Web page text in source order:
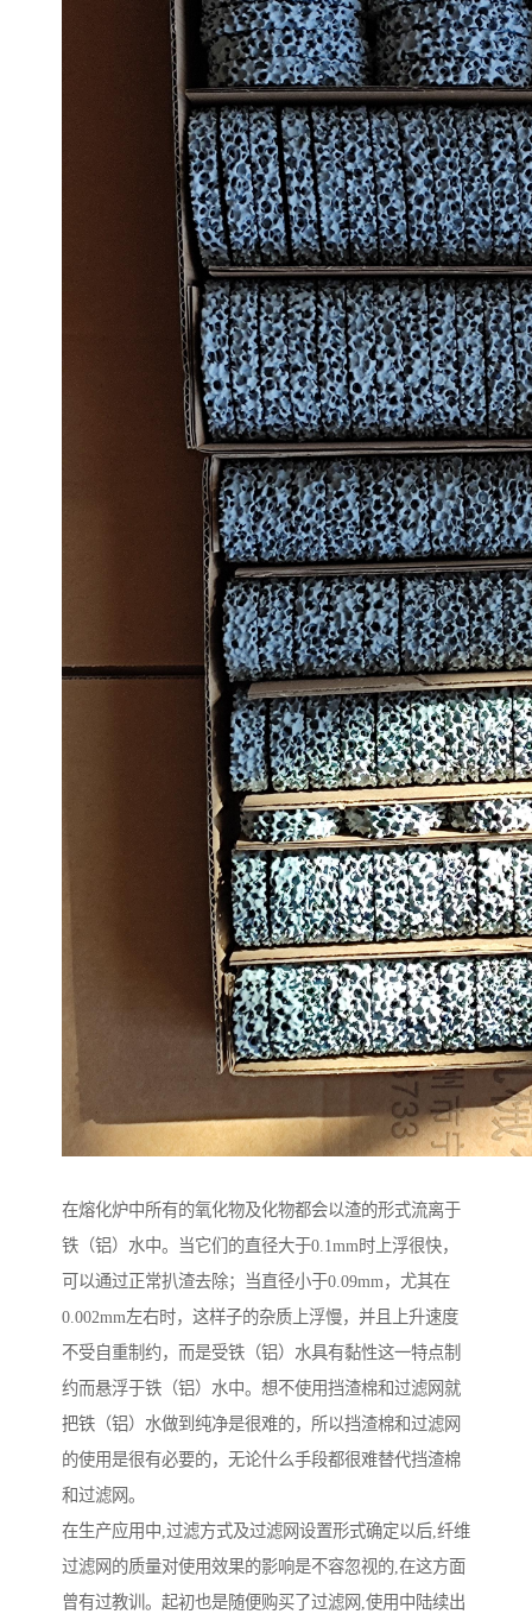
在熔化炉中所有的氧化物及化物都会以渣的形式流离于
铁（铝）水中。当它们的直径大于0.1mm时上浮很快，
可以通过正常扒渣去除；当直径小于0.09mm，尤其在
0.002mm左右时，这样子的杂质上浮慢，并且上升速度
不受自重制约，而是受铁（铝）水具有黏性这一特点制
约而悬浮于铁（铝）水中。想不使用挡渣棉和过滤网就
把铁（铝）水做到纯净是很难的，所以挡渣棉和过滤网
的使用是很有必要的，无论什么手段都很难替代挡渣棉
和过滤网。
在生产应用中,过滤方式及过滤网设置形式确定以后,纤维
过滤网的质量对使用效果的影响是不容忽视的,在这方面
曾有过教训。起初也是随便购买了过滤网,使用中陆续出